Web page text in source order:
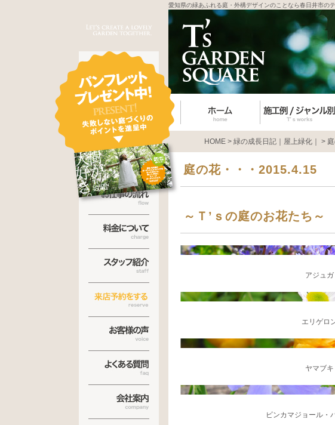
愛知県の緑あふれる庭・外構デザインのことなら春日井市の
HOME > 緑の成長日記｜屋上緑化｜ >
庭の花・・・2015.4.15
～Ｔ’ｓの庭のお花たち～
アジュガ
エリゲロ
ヤマブキ
ビンカマジョール・